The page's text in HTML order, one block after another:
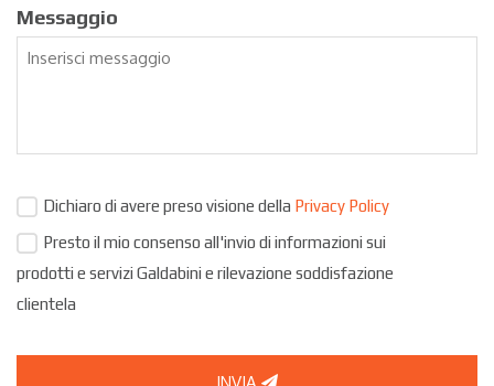
Messaggio
Dichiaro di avere preso visione della Privacy Policy
Presto il mio consenso all'invio di informazioni sui
prodotti e servizi Galdabini e rilevazione soddisfazione
clientela
INVIA